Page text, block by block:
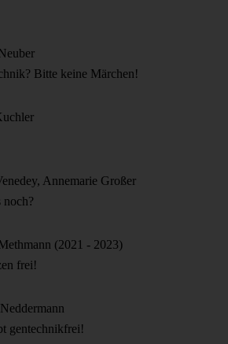
Bitte keine Märchen!
Annemarie Großer
noch?
(2021 - 2023)
frei!
gentechnikfrei!